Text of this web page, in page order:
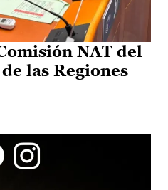
NAT del
las Regiones